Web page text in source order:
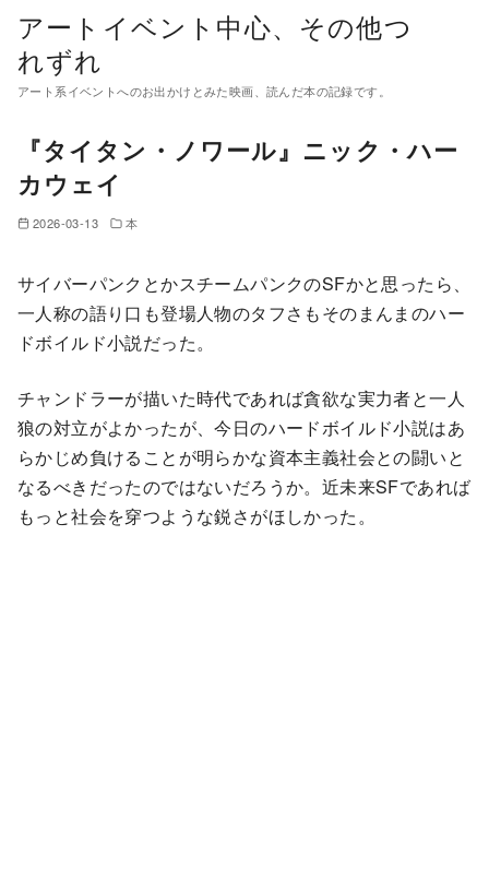
アートイベント中心、その他つ
れずれ
アート系イベントへのお出かけとみた映画、読んだ本の記録です。
『タイタン・ノワール』ニック・ハー
カウェイ
2026-03-13 本
サイバーパンクとかスチームパンクのSFかと思ったら、
一人称の語り口も登場人物のタフさもそのまんまのハー
ドボイルド小説だった。
チャンドラーが描いた時代であれば貪欲な実力者と一人
狼の対立がよかったが、今日のハードボイルド小説はあ
らかじめ負けることが明らかな資本主義社会との闘いと
なるべきだったのではないだろうか。近未来SFであれば
もっと社会を穿つような鋭さがほしかった。